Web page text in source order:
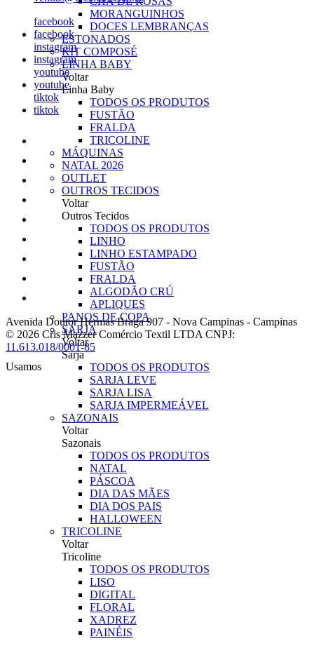
MORANGUINHOS
DOCES LEMBRANÇAS
ESTONADOS
KIT COMPOSÉ
LINHA BABY
Voltar
Linha Baby
TODOS OS PRODUTOS
FUSTÃO
FRALDA
TRICOLINE
MÁQUINAS
NATAL 2026
OUTLET
OUTROS TECIDOS
Voltar
Outros Tecidos
TODOS OS PRODUTOS
LINHO
LINHO ESTAMPADO
FUSTÃO
FRALDA
ALGODÃO CRÚ
APLIQUES
PANOS DE COPA
SARJA
Voltar
Sarja
TODOS OS PRODUTOS
SARJA LEVE
SARJA LISA
SARJA IMPERMEÁVEL
SAZONAIS
Voltar
Sazonais
TODOS OS PRODUTOS
NATAL
PÁSCOA
DIA DAS MÃES
DIA DOS PAIS
HALLOWEEN
TRICOLINE
Voltar
Tricoline
TODOS OS PRODUTOS
LISO
DIGITAL
FLORAL
XADREZ
PAINÉIS
facebook
facebook
instagram
instagram
youtube
youtube
tiktok
tiktok
Avenida Doutor Hermas Braga 907 - Nova Campinas - Campinas
© 2026 Cris Mazzer Comércio Textil LTDA CNPJ:
11.613.018/0001-85
Usamos